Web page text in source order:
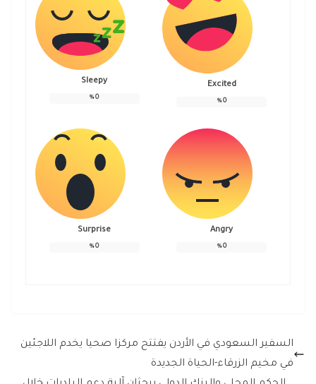
Excited
0
%
Sleepy
0
%
Angry
0
%
Surprise
0
%
السفير السعودي في الأردن يفتتح مركزا صحيا يخدم اللاجئين
في مخيم الزرقاء-الحياة الجديدة